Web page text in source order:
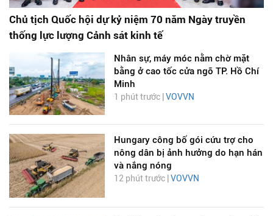
Chủ tịch Quốc hội dự kỷ niệm 70 năm Ngày truyền
thống lực lượng Cảnh sát kinh tế
Nhân sự, máy móc nằm chờ mặt
bằng ở cao tốc cửa ngõ TP. Hồ Chí
Minh
1 phút trước | VOVVN
Hungary công bố gói cứu trợ cho
nông dân bị ảnh hưởng do hạn hán
và nắng nóng
12 phút trước | VOVVN